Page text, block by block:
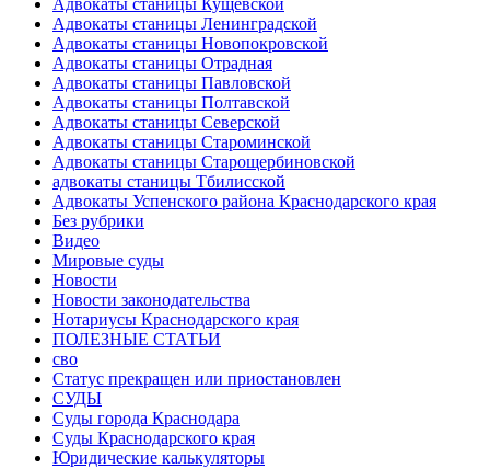
Адвокаты станицы Кущевской
Адвокаты станицы Ленинградской
Адвокаты станицы Новопокровской
Адвокаты станицы Отрадная
Адвокаты станицы Павловской
Адвокаты станицы Полтавской
Адвокаты станицы Северской
Адвокаты станицы Староминской
Адвокаты станицы Старощербиновской
адвокаты станицы Тбилисской
Адвокаты Успенского района Краснодарского края
Без рубрики
Видео
Мировые суды
Новости
Новости законодательства
Нотариусы Краснодарского края
ПОЛЕЗНЫЕ СТАТЬИ
сво
Статус прекращен или приостановлен
СУДЫ
Суды города Краснодара
Суды Краснодарского края
Юридические калькуляторы